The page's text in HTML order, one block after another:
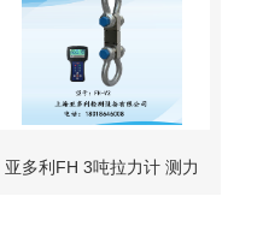
亚多利FH 3吨拉力计 测力